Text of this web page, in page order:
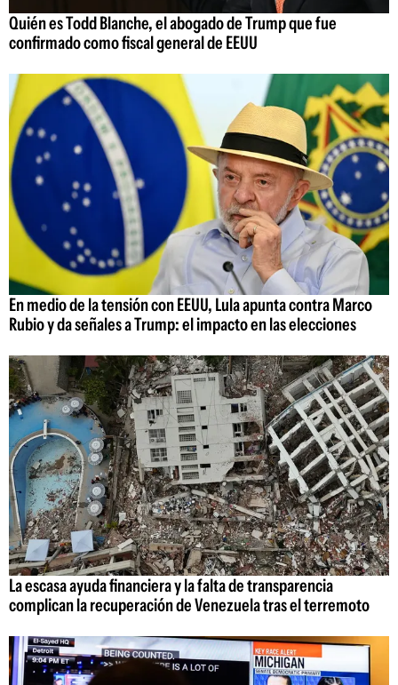
Quién es Todd Blanche, el abogado de Trump que fue
confirmado como fiscal general de EEUU
En medio de la tensión con EEUU, Lula apunta contra Marco
Rubio y da señales a Trump: el impacto en las elecciones
La escasa ayuda financiera y la falta de transparencia
complican la recuperación de Venezuela tras el terremoto